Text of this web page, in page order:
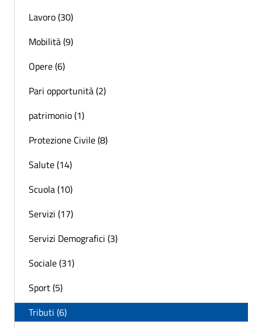
Lavoro (30)
Mobilità (9)
Opere (6)
Pari opportunità (2)
patrimonio (1)
Protezione Civile (8)
Salute (14)
Scuola (10)
Servizi (17)
Servizi Demografici (3)
Sociale (31)
Sport (5)
Tributi (6)